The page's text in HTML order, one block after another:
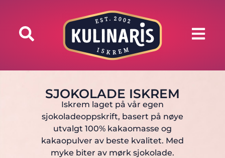
SJOKOLADE ISKREM
Iskrem laget på vår egen
sjokoladeoppskrift, basert på nøye
utvalgt 100% kakaomasse og
kakaopulver av beste kvalitet. Med
myke biter av mørk sjokolade.